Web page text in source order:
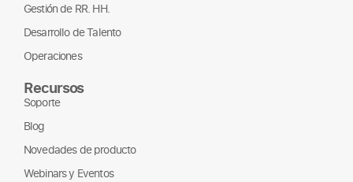
Gestión de RR. HH.
Desarrollo de Talento
Operaciones
Recursos
Soporte
Blog
Novedades de producto
Webinars y Eventos